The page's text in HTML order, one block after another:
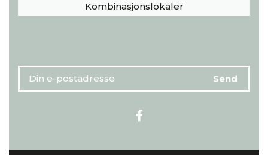
Kombinasjonslokaler